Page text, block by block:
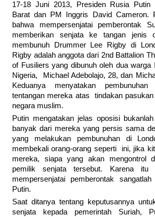
17-18 Juni 2013, Presiden Rusia Putin
Barat dan PM Inggris David Cameron.
bahwa mempersenjatai pemberontak
memberikan senjata ke tangan jenis
membunuh Drummer Lee Rigby di
Rigby adalah anggota dari 2nd Battalion
of Fusiliers yang dibunuh oleh dua
Nigeria, Michael Adebolajo, 28, dan
Keduanya menyatakan
tentangan mereka atas tindakan
negara muslim.
Putin mengatakan jelas oposisi
banyak dari mereka yang persis sama
yang melakukan pembunuhan di
membekali orang-orang seperti ini, jika
mereka, siapa yang akan mengontrol
pemilik senjata tersebut. Karena itu
mempersenjatai pemberontak
Putin.
Saat ditanya tentang keputusannya
senjata kepada pemerintah Suriah,